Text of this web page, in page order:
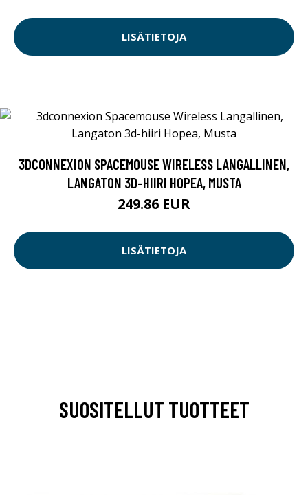
LISÄTIETOJA
3DCONNEXION SPACEMOUSE WIRELESS LANGALLINEN,
LANGATON 3D-HIIRI HOPEA, MUSTA
249.86 EUR
LISÄTIETOJA
SUOSITELLUT TUOTTEET